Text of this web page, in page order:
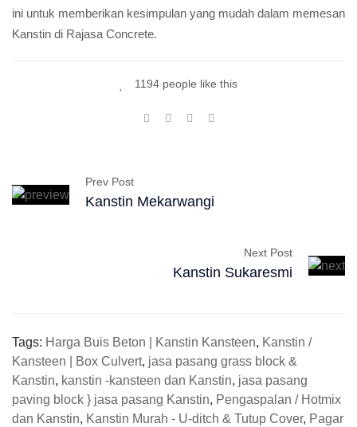
ini untuk memberikan kesimpulan yang mudah dalam memesan
Kanstin di Rajasa Concrete.
1194 people like this
Prev Post
Kanstin Mekarwangi
Next Post
Kanstin Sukaresmi
Tags: Harga Buis Beton | Kanstin Kansteen, Kanstin /
Kansteen | Box Culvert, jasa pasang grass block &
Kanstin, kanstin -kansteen dan Kanstin, jasa pasang
paving block } jasa pasang Kanstin, Pengaspalan / Hotmix
dan Kanstin, Kanstin Murah - U-ditch & Tutup Cover, Pagar